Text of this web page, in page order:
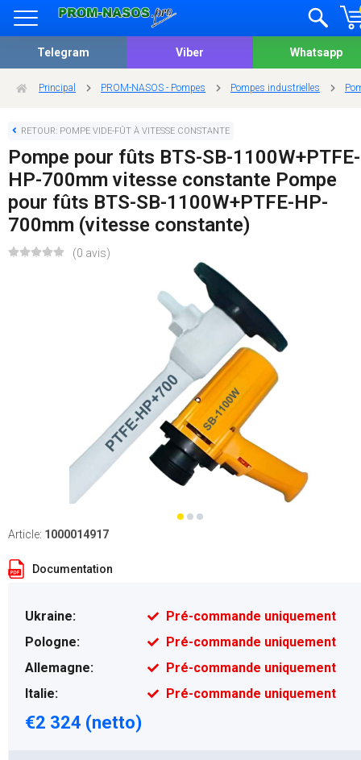
Telegram Viber Whatsapp
Principal PROM-NASOS - Pompes Pompes industrielles
RETOUR: POMPE VIDE-FÛT À VITESSE CONSTANTE
Pompe pour fûts BTS-SB-1100W+PTFE-
HP-700mm vitesse constante Pompe
pour fûts BTS-SB-1100W+PTFE-HP-
700mm (vitesse constante)
(0 avis)
Article: 1000014917
Documentation
Ukraine:
Pré-commande uniquement
Pologne:
Pré-commande uniquement
Allemagne:
Pré-commande uniquement
Italie:
Pré-commande uniquement
€2 324 (netto)